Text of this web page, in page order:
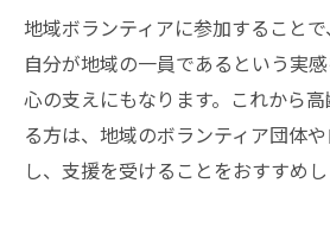
地域ボランティアに参加すること
自分が地域の一員であるという実感
心の支えにもなります。これから
る方は、地域のボランティア団体
し、支援を受けることをおすすめし